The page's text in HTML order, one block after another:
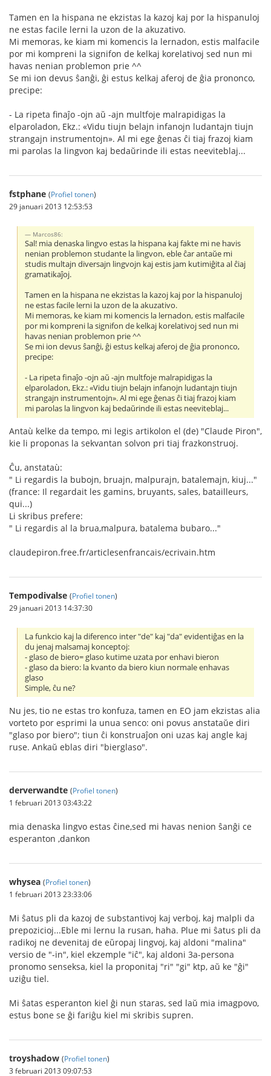
Tamen en la hispana ne ekzistas la kazoj kaj por la hispanuloj
ne estas facile lerni la uzon de la akuzativo.
Mi memoras, ke kiam mi komencis la lernadon, estis malfacile
por mi kompreni la signifon de kelkaj korelativoj sed nun mi
havas nenian problemon prie ^^
Se mi ion devus ŝanĝi, ĝi estus kelkaj aferoj de ĝia prononco,
precipe:
- La ripeta finaĵo -ojn aŭ -ajn multfoje malrapidigas la
elparoladon, Ekz.: «Vidu tiujn belajn infanojn ludantajn tiujn
strangajn instrumentojn». Al mi ege ĝenas ĉi tiaj frazoj kiam
mi parolas la lingvon kaj bedaŭrinde ili estas neeviteblaj...
fstphane (Profiel tonen)
29 januari 2013 12:53:53
Marcos86:
Sal! mia denaska lingvo estas la hispana kaj fakte mi ne havis
nenian problemon studante la lingvon, eble ĉar antaŭe mi
studis multajn diversajn lingvojn kaj estis jam kutimiĝita al ĉiaj
gramatikaĵoj.
Tamen en la hispana ne ekzistas la kazoj kaj por la hispanuloj
ne estas facile lerni la uzon de la akuzativo.
Mi memoras, ke kiam mi komencis la lernadon, estis malfacile
por mi kompreni la signifon de kelkaj korelativoj sed nun mi
havas nenian problemon prie ^^
Se mi ion devus ŝanĝi, ĝi estus kelkaj aferoj de ĝia prononco,
precipe:
- La ripeta finaĵo -ojn aŭ -ajn multfoje malrapidigas la
elparoladon, Ekz.: «Vidu tiujn belajn infanojn ludantajn tiujn
strangajn instrumentojn». Al mi ege ĝenas ĉi tiaj frazoj kiam
mi parolas la lingvon kaj bedaŭrinde ili estas neeviteblaj...
Antaù kelke da tempo, mi legis artikolon el (de) "Claude Piron",
kie li proponas la sekvantan solvon pri tiaj frazkonstruoj.
Ĉu, anstataù:
" Li regardis la bubojn, bruajn, malpurajn, batalemajn, kiuj..."
(france: Il regardait les gamins, bruyants, sales, batailleurs,
qui...)
Li skribus prefere:
" Li regardis al la brua,malpura, batalema bubaro..."
claudepiron.free.fr/articlesenfrancais/ecrivain.htm
Tempodivalse (Profiel tonen)
29 januari 2013 14:37:30
La funkcio kaj la diferenco inter "de" kaj "da" evidentiĝas en la
du jenaj malsamaj konceptoj:
- glaso de biero= glaso kutime uzata por enhavi bieron
- glaso da biero: la kvanto da biero kiun normale enhavas
glaso
Simple, ĉu ne?
Nu jes, tio ne estas tro konfuza, tamen en EO jam ekzistas alia
vorteto por esprimi la unua senco: oni povus anstataŭe diri
"glaso por biero"; tiun ĉi konstruaĵon oni uzas kaj angle kaj
ruse. Ankaŭ eblas diri "bierglaso".
derverwandte (Profiel tonen)
1 februari 2013 03:43:22
mia denaska lingvo estas ĉine,sed mi havas nenion ŝanĝi ce
esperanton ,dankon
whysea (Profiel tonen)
1 februari 2013 23:33:06
Mi ŝatus pli da kazoj de substantivoj kaj verboj, kaj malpli da
prepozicioj...Eble mi lernu la rusan, haha. Plue mi ŝatus pli da
radikoj ne devenitaj de eŭropaj lingvoj, kaj aldoni "malina"
versio de "-in", kiel ekzemple "iĉ", kaj aldoni 3a-persona
pronomo senseksa, kiel la proponitaj "ri" "gi" ktp, aŭ ke "ĝi"
uziĝu tiel.
Mi ŝatas esperanton kiel ĝi nun staras, sed laŭ mia imagpovo,
estus bone se ĝi fariĝu kiel mi skribis supren.
troyshadow (Profiel tonen)
3 februari 2013 09:07:53